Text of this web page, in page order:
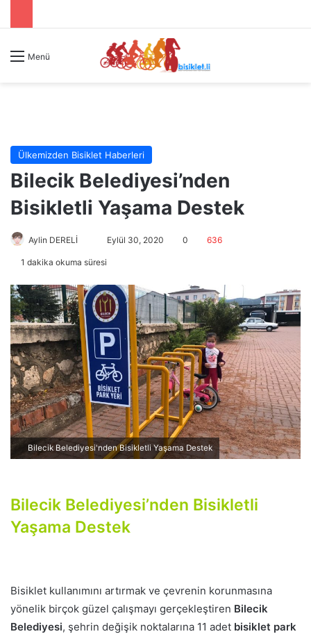
Menü
Ülkemizden Bisiklet Haberleri
Bilecik Belediyesi’nden
Bisikletli Yaşama Destek
Aylin DERELİ
e
s
t
a
g
ö
n
m
e
Eylül 30, 2020 0 636
1 dakika okuma süresi
Bilecik Belediyesi'nden Bisikletli Yaşama Destek
Bilecik Belediyesi’nden Bisikletli
Yaşama Destek
Bisiklet kullanımını artırmak ve çevrenin korunmasına
yönelik birçok güzel çalışmayı gerçekleştiren Bilecik
Belediyesi, şehrin değişik noktalarına 11 adet bisiklet park